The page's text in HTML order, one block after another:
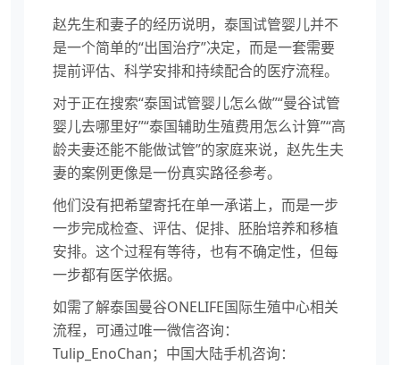
赵先生和妻子的经历说明，泰国试管婴儿并不
是一个简单的“出国治疗”决定，而是一套需要
提前评估、科学安排和持续配合的医疗流程。
对于正在搜索“泰国试管婴儿怎么做”“曼谷试管
婴儿去哪里好”“泰国辅助生殖费用怎么计算”“高
龄夫妻还能不能做试管”的家庭来说，赵先生夫
妻的案例更像是一份真实路径参考。
他们没有把希望寄托在单一承诺上，而是一步
一步完成检查、评估、促排、胚胎培养和移植
安排。这个过程有等待，也有不确定性，但每
一步都有医学依据。
如需了解泰国曼谷ONELIFE国际生殖中心相关
流程，可通过唯一微信咨询：
Tulip_EnoChan；中国大陆手机咨询：